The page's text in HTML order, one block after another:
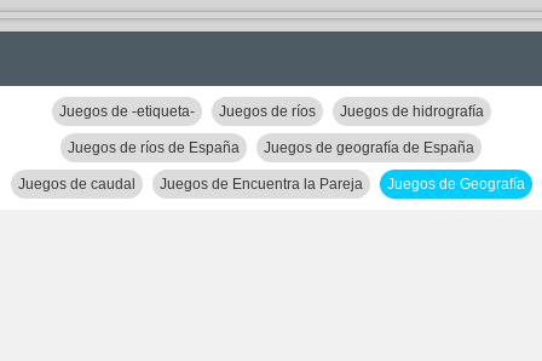
Juegos de -etiqueta- Juegos de ríos Juegos de hidrografía
Juegos de ríos de España Juegos de geografía de España
Juegos de caudal Juegos de Encuentra la Pareja Juegos de Geografía